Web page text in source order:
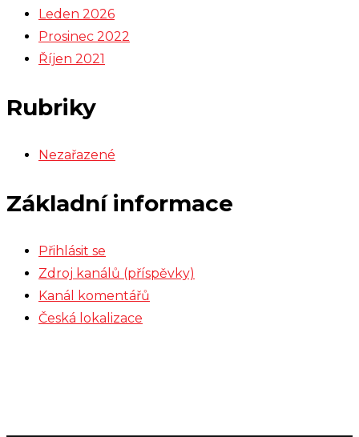
Leden 2026
Prosinec 2022
Říjen 2021
Rubriky
Nezařazené
Základní informace
Přihlásit se
Zdroj kanálů (příspěvky)
Kanál komentářů
Česká lokalizace